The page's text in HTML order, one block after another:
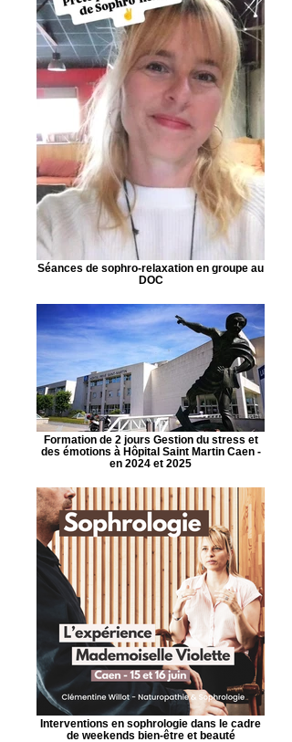
Séances de sophro-relaxation en groupe au
DOC
Formation de 2 jours Gestion du stress et
des émotions à Hôpital Saint Martin Caen -
en 2024 et 2025
Interventions en sophrologie dans le cadre
de weekends bien-être et beauté